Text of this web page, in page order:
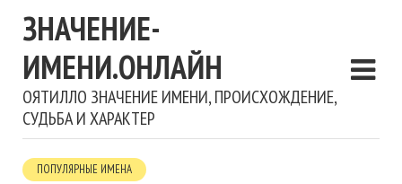
ЗНАЧЕНИЕ-
ИМЕНИ.ОНЛАЙН
ОЯТИЛЛО ЗНАЧЕНИЕ ИМЕНИ, ПРОИСХОЖДЕНИЕ,
СУДЬБА И ХАРАКТЕР
ПОПУЛЯРНЫЕ ИМЕНА